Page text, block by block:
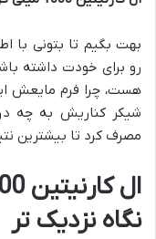
بهت بگیم تا بتونی با
رو برای خودت داشته
هست، چرا فرم مایعش
شیکر کناریش به چه
مصرف کرد تا بیشترین
نگاه نزدیک تر